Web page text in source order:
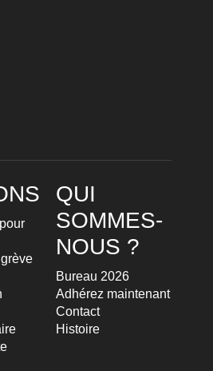
QUI
SOMMES-
NOUS ?
Bureau 2026
Adhérez maintenant
Contact
Histoire